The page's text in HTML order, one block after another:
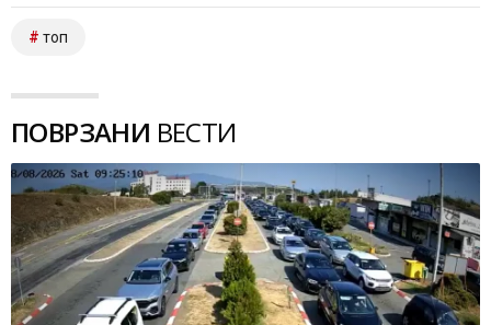
топ
ПОВРЗАНИ ВЕСТИ